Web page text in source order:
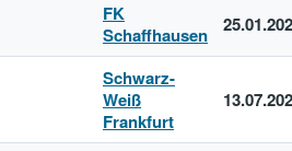
FK
Schaffhausen
Schwarz-
Weiß
Frankfurt